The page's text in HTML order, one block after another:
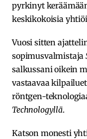
pyrkinyt
keskikokoisia
Vuosi sitten
sopimusvalmistaja
salkussani oikein
vastaavaa
röntgen-
Technologyllä.
Katson monesti